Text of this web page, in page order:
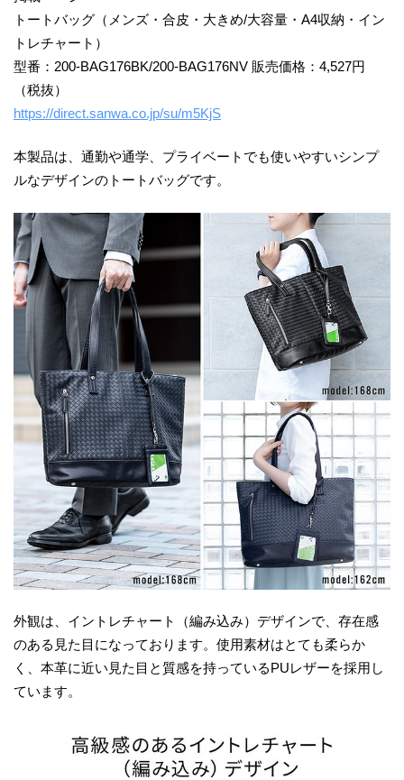
トートバッグ（メンズ・合皮・大きめ/大容量・A4収納・イン
トレチャート）
型番：200-BAG176BK/200-BAG176NV 販売価格：4,527円
（税抜）
https://direct.sanwa.co.jp/su/m5KjS
本製品は、通勤や通学、プライベートでも使いやすいシンプ
ルなデザインのトートバッグです。
外観は、イントレチャート（編み込み）デザインで、存在感
のある見た目になっております。使用素材はとても柔らか
く、本革に近い見た目と質感を持っているPUレザーを採用し
ています。